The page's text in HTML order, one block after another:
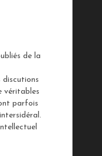
de la
discutions
véritables
parfois